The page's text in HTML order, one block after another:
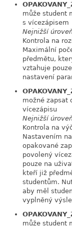
může student
s vícezápisem
Nejnižší
Kontrola na
Maximální
předmětu,
vztahuje
nastavení
možné zapsat
vícezápisu
Nejnižší
Kontrola na
Nastavením
opakované
povolený
pouze na
kteří již
studentům.
aby měl
vyplněný
může student